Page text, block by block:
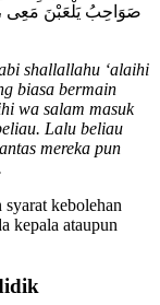
صَوَاحِبُ يَلْعَبْنَ مَعِى ،
shallallahu ‘alaihi
biasa bermain
wa salam masuk
Lalu beliau
mereka pun
kebolehan
kepala ataupun